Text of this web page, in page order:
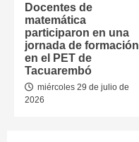
Docentes de
matemática
participaron en una
jornada de formación
en el PET de
Tacuarembó
miércoles 29 de julio de
2026